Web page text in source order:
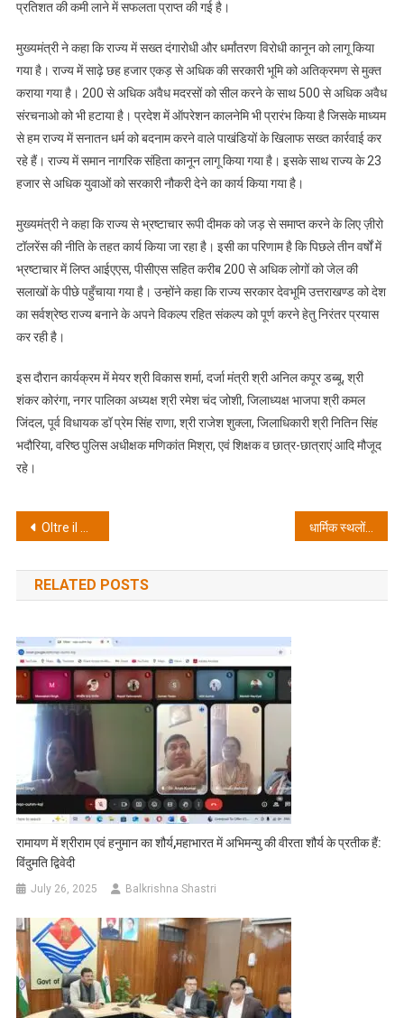
प्रतिशत की कमी लाने में सफलता प्राप्त की गई है।
मुख्यमंत्री ने कहा कि राज्य में सख्त दंगारोधी और धर्मांतरण विरोधी कानून को लागू किया
गया है। राज्य में साढ़े छह हजार एकड़ से अधिक की सरकारी भूमि को अतिक्रमण से मुक्त
कराया गया है। 200 से अधिक अवैध मदरसों को सील करने के साथ 500 से अधिक अवैध
संरचनाओ को भी हटाया है। प्रदेश में ऑपरेशन कालनेमि भी प्रारंभ किया है जिसके माध्यम
से हम राज्य में सनातन धर्म को बदनाम करने वाले पाखंडियों के खिलाफ सख्त कार्रवाई कर
रहे हैं। राज्य में समान नागरिक संहिता कानून लागू किया गया है। इसके साथ राज्य के 23
हजार से अधिक युवाओं को सरकारी नौकरी देने का कार्य किया गया है।
मुख्यमंत्री ने कहा कि राज्य से भ्रष्टाचार रूपी दीमक को जड़ से समाप्त करने के लिए ज़ीरो
टॉलरेंस की नीति के तहत कार्य किया जा रहा है। इसी का परिणाम है कि पिछले तीन वर्षों में
भ्रष्टाचार में लिप्त आईएएस, पीसीएस सहित करीब 200 से अधिक लोगों को जेल की
सलाखों के पीछे पहुँचाया गया है। उन्होंने कहा कि राज्य सरकार देवभूमि उत्तराखण्ड को देश
का सर्वश्रेष्ठ राज्य बनाने के अपने विकल्प रहित संकल्प को पूर्ण करने हेतु निरंतर प्रयास
कर रही है।
इस दौरान कार्यक्रम में मेयर श्री विकास शर्मा, दर्जा मंत्री श्री अनिल कपूर डब्बू, श्री
शंकर कोरंगा, नगर पालिका अध्यक्ष श्री रमेश चंद जोशी, जिलाध्यक्ष भाजपा श्री कमल
जिंदल, पूर्व विधायक डॉ प्रेम सिंह राणा, श्री राजेश शुक्ला, जिलाधिकारी श्री नितिन सिंह
भदौरिया, वरिष्ठ पुलिस अधीक्षक मणिकांत मिश्रा, एवं शिक्षक व छात्र-छात्राएं आदि मौजूद
रहे।
Post
navigation
Oltre il Casinò: Perché i Siti di Scommesse Sportive Offrono le Migliori Opportunità di Free Spins धार्मिक स्थलों की सुरक्षा और भीड़ प्रबंधन पर मुख्य सचिव की उच्चस्तरीय बैठक
RELATED POSTS
रामायण में श्रीराम एवं हनुमान का शौर्य,महाभारत में अभिमन्यु की वीरता शौर्य के प्रतीक हैं:
विंदुमति द्विवेदी
July 26, 2025 Balkrishna Shastri